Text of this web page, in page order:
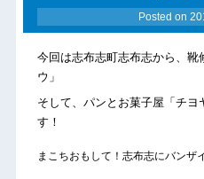
Posted on
今回は志布志町志布志から、靴
ウ」
そして、パンとお菓子屋「チヨ
す！
まこちおもして！志布志にバンザ